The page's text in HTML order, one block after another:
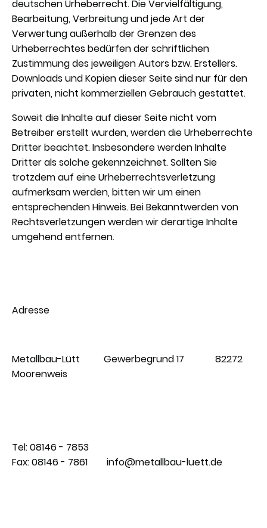
deutschen Urheberrecht. Die Vervielfältigung,
Bearbeitung, Verbreitung und jede Art der
Verwertung außerhalb der Grenzen des
Urheberrechtes bedürfen der schriftlichen
Zustimmung des jeweiligen Autors bzw. Erstellers.
Downloads und Kopien dieser Seite sind nur für den
privaten, nicht kommerziellen Gebrauch gestattet.
Soweit die Inhalte auf dieser Seite nicht vom
Betreiber erstellt wurden, werden die Urheberrechte
Dritter beachtet. Insbesondere werden Inhalte
Dritter als solche gekennzeichnet. Sollten Sie
trotzdem auf eine Urheberrechtsverletzung
aufmerksam werden, bitten wir um einen
entsprechenden Hinweis. Bei Bekanntwerden von
Rechtsverletzungen werden wir derartige Inhalte
umgehend entfernen.
Adresse
Metallbau-Lütt Gewerbegrund 17 82272
Moorenweis
Tel: 08146 - 7853
Fax: 08146 - 7861 info@metallbau-luett.de